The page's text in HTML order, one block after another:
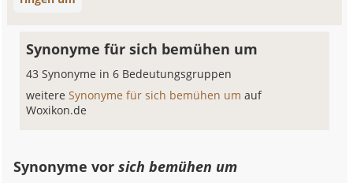
Synonyme für sich bemühen um
43 Synonyme in 6 Bedeutungsgruppen
weitereSynonyme für sich bemühen umauf
Woxikon.de
Synonyme vorsich bemühen um